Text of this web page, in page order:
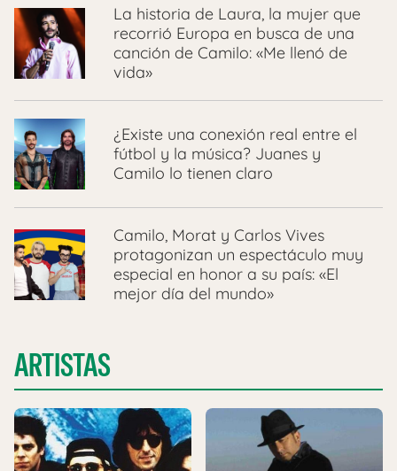
La historia de Laura, la mujer que
recorrió Europa en busca de una
canción de Camilo: «Me llenó de
vida»
¿Existe una conexión real entre el
fútbol y la música? Juanes y
Camilo lo tienen claro
Camilo, Morat y Carlos Vives
protagonizan un espectáculo muy
especial en honor a su país: «El
mejor día del mundo»
ARTISTAS